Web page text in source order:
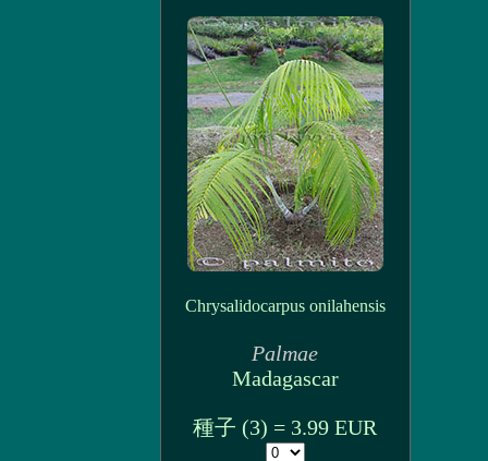
Chrysalidocarpus onilahensis
Palmae
Madagascar
種子 (3) = 3.99 EUR